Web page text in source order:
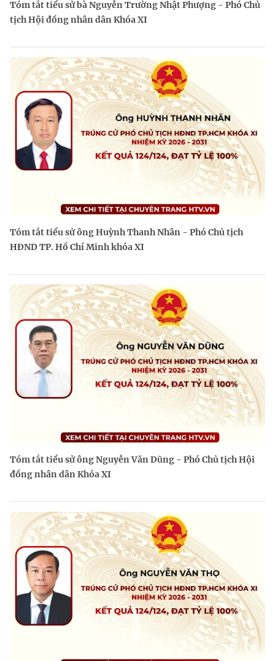
Tóm tắt tiểu sử bà Nguyễn Trường Nhật Phượng - Phó Chủ
tịch Hội đồng nhân dân Khóa XI
Tóm tắt tiểu sử ông Huỳnh Thanh Nhân - Phó Chủ tịch
HĐND TP. Hồ Chí Minh khóa XI
Tóm tắt tiểu sử ông Nguyễn Văn Dũng - Phó Chủ tịch Hội
đồng nhân dân Khóa XI